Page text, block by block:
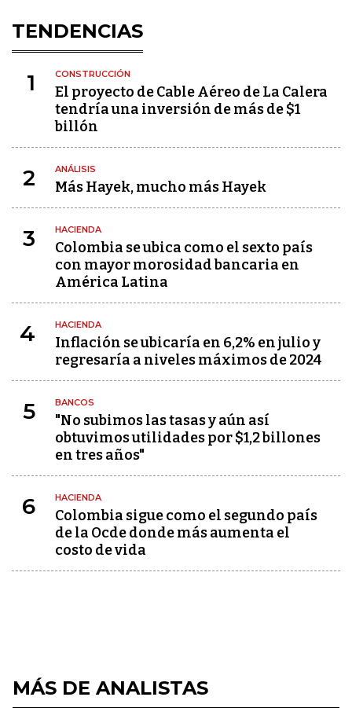
TENDENCIAS
1 CONSTRUCCIÓN
El proyecto de Cable Aéreo de La Calera
tendría una inversión de más de $1
billón
2 ANÁLISIS
Más Hayek, mucho más Hayek
3 HACIENDA
Colombia se ubica como el sexto país
con mayor morosidad bancaria en
América Latina
4 HACIENDA
Inflación se ubicaría en 6,2% en julio y
regresaría a niveles máximos de 2024
5 BANCOS
"No subimos las tasas y aún así
obtuvimos utilidades por $1,2 billones
en tres años"
6 HACIENDA
Colombia sigue como el segundo país
de la Ocde donde más aumenta el
costo de vida
MÁS DE ANALISTAS